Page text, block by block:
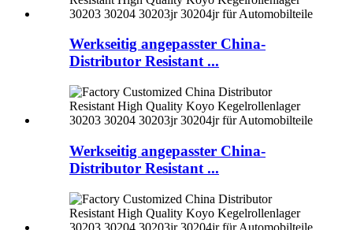
Werkseitig angepasster China-
Distributor Resistant ...
Werkseitig angepasster China-
Distributor Resistant ...